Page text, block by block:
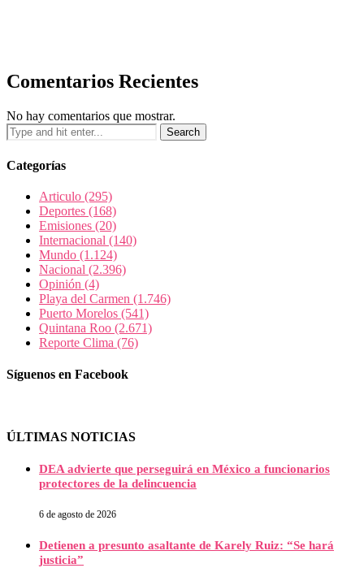
Comentarios Recientes
No hay comentarios que mostrar.
Categorías
Articulo (295)
Deportes (168)
Emisiones (20)
Internacional (140)
Mundo (1.124)
Nacional (2.396)
Opinión (4)
Playa del Carmen (1.746)
Puerto Morelos (541)
Quintana Roo (2.671)
Reporte Clima (76)
Síguenos en Facebook
ÚLTIMAS NOTICIAS
DEA advierte que perseguirá en México a funcionarios
protectores de la delincuencia
6 de agosto de 2026
Detienen a presunto asaltante de Karely Ruiz: “Se hará
justicia”